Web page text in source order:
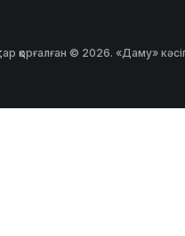
қорғалған © 2026. «Даму»